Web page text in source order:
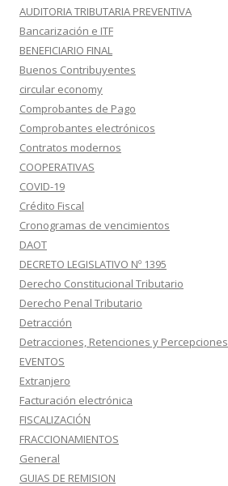
AUDITORIA TRIBUTARIA PREVENTIVA
Bancarización e ITF
BENEFICIARIO FINAL
Buenos Contribuyentes
circular economy
Comprobantes de Pago
Comprobantes electrónicos
Contratos modernos
COOPERATIVAS
COVID-19
Crédito Fiscal
Cronogramas de vencimientos
DAOT
DECRETO LEGISLATIVO Nº 1395
Derecho Constitucional Tributario
Derecho Penal Tributario
Detracción
Detracciones, Retenciones y Percepciones
EVENTOS
Extranjero
Facturación electrónica
FISCALIZACIÓN
FRACCIONAMIENTOS
General
GUIAS DE REMISION